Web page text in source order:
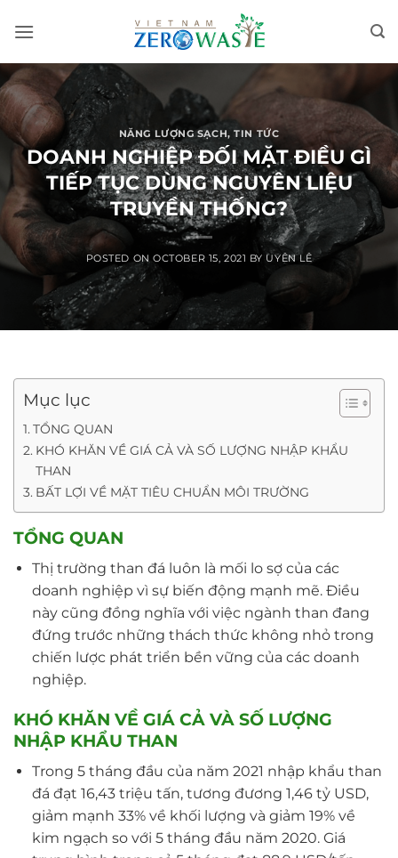
NĂNG LƯỢNG SẠCH,TIN TỨC
DOANH NGHIỆP ĐỐI MẶT ĐIỀU GÌ
TIẾP TỤC DÙNG NGUYÊN LIỆU
TRUYỀN THỐNG?
POSTED ONOCTOBER 15, 2021 BY UYÊN LÊ
Mục lục
TỔNG QUAN
KHÓ KHĂN VỀ GIÁ CẢ VÀ SỐ LƯỢNG NHẬP KHẨU
THAN
BẤT LỢI VỀ MẶT TIÊU CHUẨN MÔI TRƯỜNG
TỔNG QUAN
Thị trường than đá luôn là mối lo sợ của các
doanh nghiệp vì sự biến động mạnh mẽ. Điều
này cũng đồng nghĩa với việc ngành than đang
đứng trước những thách thức không nhỏ trong
chiến lược phát triển bền vững của các doanh
nghiệp.
KHÓ KHĂN VỀ GIÁ CẢ VÀ SỐ LƯỢNG
NHẬP KHẨU THAN
Trong 5 tháng đầu của năm 2021 nhập khẩu than
đá đạt 16,43 triệu tấn, tương đương 1,46 tỷ USD,
giảm mạnh 33% về khối lượng và giảm 19% về
kim ngạch so với 5 tháng đầu năm 2020. Giá